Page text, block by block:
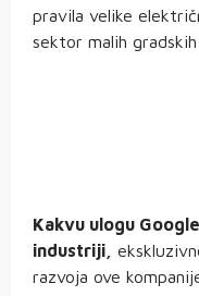
pravila velike
sektor malih gradskih
Kakvu ulogu
industriji,
razvoja ove